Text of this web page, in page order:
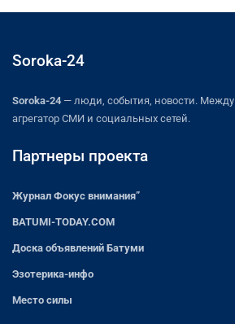
Soroka-24
Soroka-24 — люди, события, новости.
агрегатор СМИ и социальных сетей.
Партнеры проекта
Журнал Фокус внимания”
BATUMI-TODAY.COM
Доска объявлений Батуми
Эзотерика-инфо
Место силы